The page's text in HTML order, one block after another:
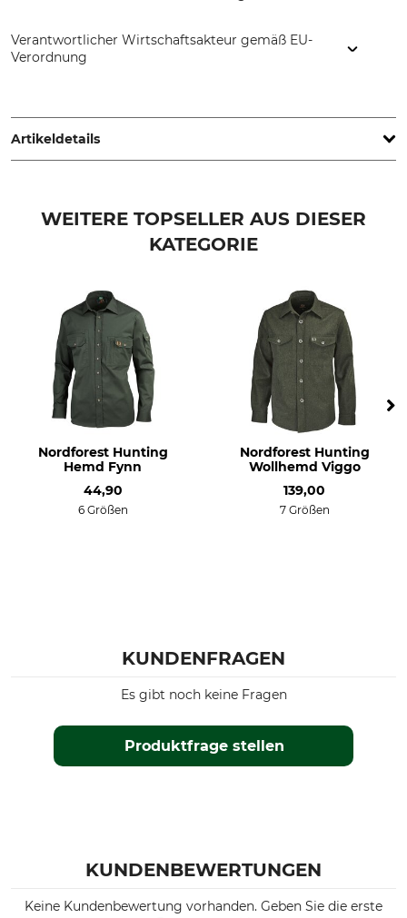
Verantwortlicher Wirtschaftsakteur gemäß EU-
Verordnung
Germany, www.orbis-textil.de
Artikeldetails
Oberstoff
Kragenweite (EU)
Konfektionsgröße
43/44
WEITERE TOPSELLER AUS DIESER
KATEGORIE
Nordforest Hunting
Hemd Fynn
44,90
6 Größen
Nordforest Hunting
Wollhemd Viggo
139,00
7 Größen
KUNDENFRAGEN
Produktfrage stellen
Es gibt noch keine Fragen
KUNDENBEWERTUNGEN
Keine Kundenbewertung vorhanden. Geben Sie die erste